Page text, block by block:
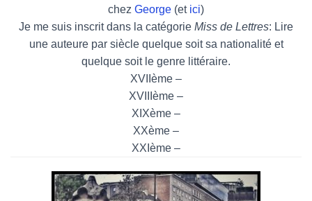
chez George (et ici)
Je me suis inscrit dans la catégorie Miss de Lettres: Lire
une auteure par siècle quelque soit sa nationalité et
quelque soit le genre littéraire.
XVIIème –
XVIIIème –
XIXème –
XXème –
XXIème –